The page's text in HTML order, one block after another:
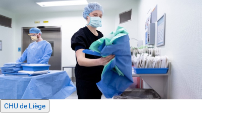
CHU de Liège